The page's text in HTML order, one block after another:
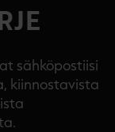
sähköpostiisi
kiinnostavista